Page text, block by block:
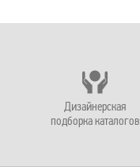
Дизайнерская
подборка каталогов